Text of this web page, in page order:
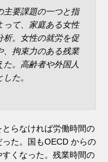
主要課題の一つと指
って、家庭ある女性
析。女性の就労を促
、拘束力のある残業
。高齢者や外国人
た。
らなければ労働時間の
た。国もOECD からの
くなった。残業時間の